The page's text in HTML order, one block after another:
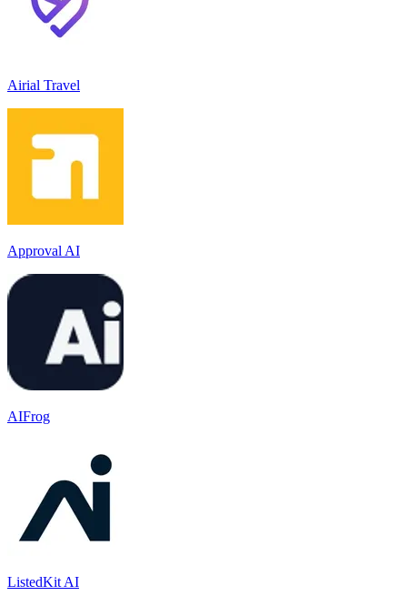
Airial Travel
Approval AI
AIFrog
ListedKit AI